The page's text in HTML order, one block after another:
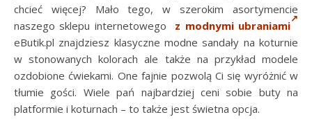
chcieć więcej? Mało tego, w szerokim asortymencie
naszego sklepu internetowego z modnymi ubraniami
eButik.pl znajdziesz klasyczne modne sandały na koturnie
w stonowanych kolorach ale także na przykład modele
ozdobione ćwiekami. One fajnie pozwolą Ci się wyróżnić w
tłumie gości. Wiele pań najbardziej ceni sobie buty na
platformie i koturnach – to także jest świetna opcja.